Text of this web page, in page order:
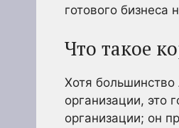
готового бизнеса
Что такое
Хотя
организации, это
организации; он